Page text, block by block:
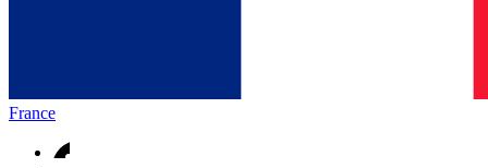
France